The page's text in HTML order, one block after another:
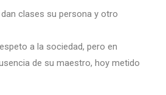
clases su persona y otro
a la sociedad, pero en
de su maestro, hoy metido